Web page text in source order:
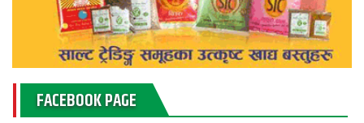
FACEBOOK PAGE